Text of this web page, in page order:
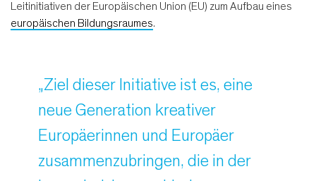
Leitinitiativen der Europäischen Union (EU) zum Aufbau eines
europäischen Bildungsraumes.
„Ziel dieser Initiative ist es, eine
neue Generation kreativer
Europäerinnen und Europäer
zusammenzubringen, die in der